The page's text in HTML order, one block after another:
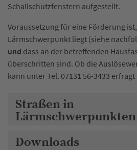
Schallschutzfenstern aufgestellt.
Voraussetzung für eine Förderung
Lärmschwerpunkt liegt (siehe
und dass an der betreffenden
überschritten sind. Ob die
kann unter Tel. 07131 56-3433
Straßen in
Lärmschwerpunkten
Downloads